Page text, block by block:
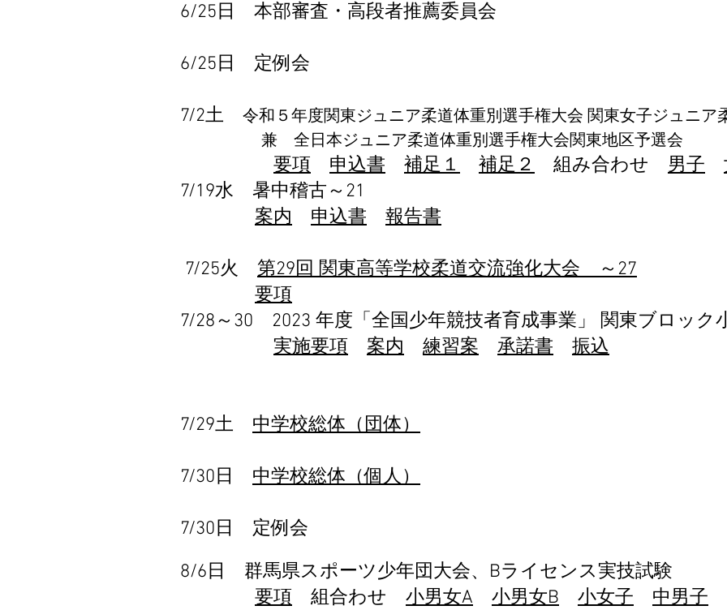
6/25日 本部審査・高段者推薦委員会
6/25日 定例会
7/2土 令和５年度関東ジュニア柔道体重別選手権大会 関東女子ジュニア
兼 全日本ジュニア柔道体重別選手権大会関東地区予選会
要項 申込書 補足１ 補足２ 組み合わせ 男子
7/19水 暑中稽古～21
案内
申込書 報告書
7/25火 第29回 関東高等学校柔道交流強化大会 ～27
要項
7/28～30
2023 年度「全国少年競技者育成事業」 関東ブロック
実施要項
案内 練習案 承諾書 振込
7/29土 中学校総体（団体）
7/30日 中学校総体（個人）
7/30日 定例会
8/6日 群馬県スポーツ少年団大会、Bライセンス実技試験
要項
組合わせ 小男女A 小男女B 小女子 中男子